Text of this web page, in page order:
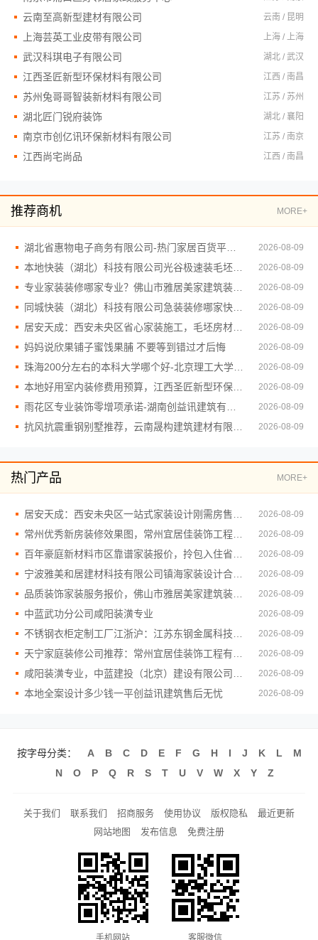
云南至高新型建材有限公司 云南 / 昆明
上海芸英工业皮带有限公司 上海 / 上海
武汉科琪电子有限公司 湖北 / 武汉
江西圣匠新型环保材料有限公司 江西 / 南昌
苏州兔哥哥智装新材料有限公司 江苏 / 苏州
湖北匠门锐府装饰 湖北 / 襄阳
南京市创亿讯环保新材料有限公司 江苏 / 南京
江西尚宅尚品 江西 / 南昌
推荐商机 MORE+
2026-08-09
2026-08-09
2026-08-09
2026-08-09
2026-08-09
妈妈说欣果铺子蜜饯果脯 不要等到错过才后悔 2026-08-09
2026-08-09
2026-08-09
2026-08-09
2026-08-09
热门产品 MORE+
2026-08-09
2026-08-09
2026-08-09
2026-08-09
2026-08-09
中蓝武功分公司咸阳装潢专业 2026-08-09
2026-08-09
2026-08-09
2026-08-09
本地全案设计多少钱一平创益讯建筑售后无忧 2026-08-09
按字母分类： A B C D E F G H I J K L
M
N
O P Q R S T U V W X Y Z
关于我们 联系我们 招商服务 使用协议 版权隐私
最近更新
网站地图
发布信息 免费注册
手机网站 客服微信